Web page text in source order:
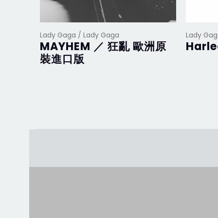
Lady Gaga / Lady Gaga
MAYHEM ／ 狂亂 歐洲原
裝進口版
Lady